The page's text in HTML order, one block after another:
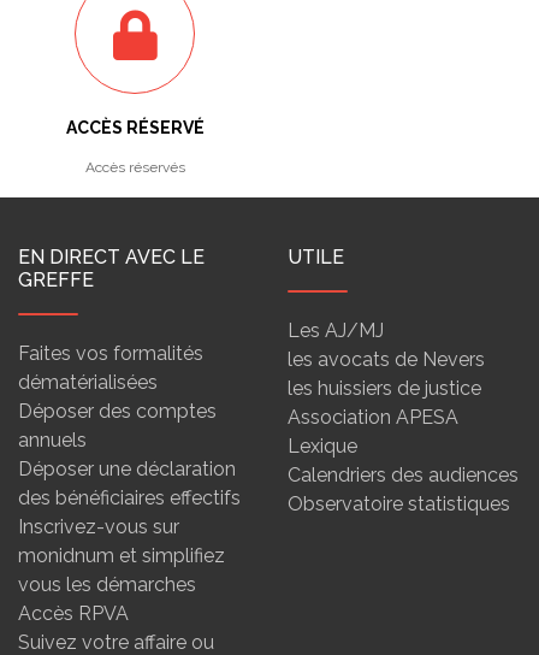
ACCÈS RÉSERVÉ
Accès réservés
EN DIRECT AVEC LE
GREFFE
Faites vos formalités
dématérialisées
Déposer des comptes
annuels
Déposer une déclaration
des bénéficiaires effectifs
Inscrivez-vous sur
monidnum et simplifiez
vous les démarches
Accès RPVA
Suivez votre affaire ou
UTILE
Les AJ/MJ
les avocats de Nevers
les huissiers de justice
Association APESA
Lexique
Calendriers des audiences
Observatoire statistiques